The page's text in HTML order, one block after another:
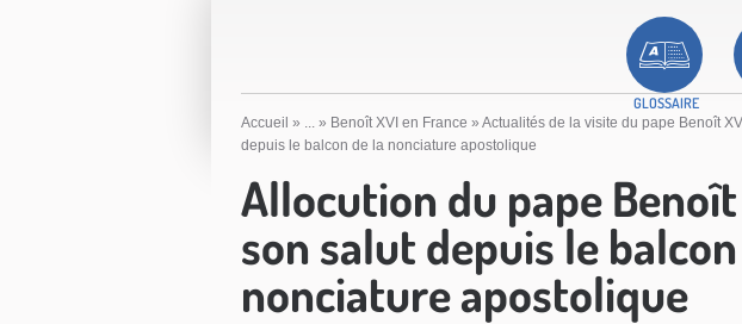
GLOSSAIRE
Accueil » ... » Benoît XVI en France » Actualités de la visite du pape Benoît
depuis le balcon de la nonciature apostolique
Allocution du pape
son salut depuis le
nonciature apostolique